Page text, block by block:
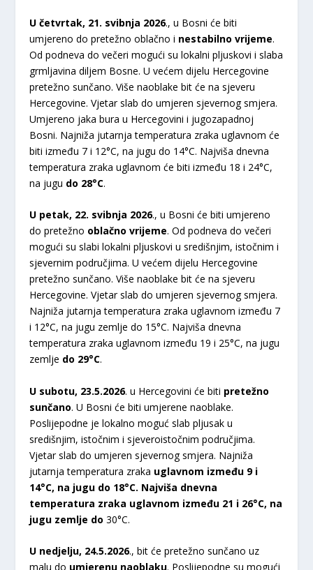
U četvrtak, 21. svibnja 2026., u Bosni će biti
umjereno do pretežno oblačno i nestabilno vrijeme.
Od podneva do večeri mogući su lokalni pljuskovi i slaba
grmljavina diljem Bosne. U većem dijelu Hercegovine
pretežno sunčano. Više naoblake bit će na sjeveru
Hercegovine. Vjetar slab do umjeren sjevernog smjera.
Umjereno jaka bura u Hercegovini i jugozapadnoj
Bosni. Najniža jutarnja temperatura zraka uglavnom će
biti između 7 i 12°C, na jugu do 14°C. Najviša dnevna
temperatura zraka uglavnom će biti između 18 i 24°C,
na jugu do 28°C.
U petak, 22. svibnja 2026., u Bosni će biti umjereno
do pretežno oblačno vrijeme. Od podneva do večeri
mogući su slabi lokalni pljuskovi u središnjim, istočnim i
sjevernim područjima. U većem dijelu Hercegovine
pretežno sunčano. Više naoblake bit će na sjeveru
Hercegovine. Vjetar slab do umjeren sjevernog smjera.
Najniža jutarnja temperatura zraka uglavnom između 7
i 12°C, na jugu zemlje do 15°C. Najviša dnevna
temperatura zraka uglavnom između 19 i 25°C, na jugu
zemlje do 29°C.
U subotu, 23.5.2026. u Hercegovini će biti pretežno
sunčano. U Bosni će biti umjerene naoblake.
Poslijepodne je lokalno moguć slab pljusak u
središnjim, istočnim i sjeveroistočnim područjima.
Vjetar slab do umjeren sjevernog smjera. Najniža
jutarnja temperatura zraka uglavnom između 9 i
14°C, na jugu do 18°C. Najviša dnevna
temperatura zraka uglavnom između 21 i 26°C, na
jugu zemlje do 30°C.
U nedjelju, 24.5.2026., bit će pretežno sunčano uz
malu do umjerenu naoblaku. Poslijepodne su mogući